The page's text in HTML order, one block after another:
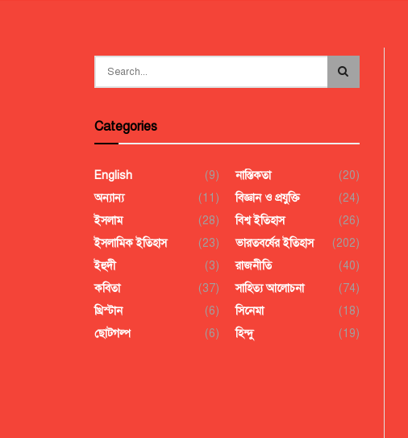
Categories
English
(9)
অন্যান্য
(11)
ইসলাম
(28)
ইসলামিক ইতিহাস
(23)
ইহুদী
(3)
কবিতা
(37)
খ্রিস্টান
(6)
ছোটগল্প
(6)
নাস্তিকতা
(20)
বিজ্ঞান ও প্রযুক্তি
(24)
বিশ্ব ইতিহাস
(26)
ভারতবর্ষের ইতিহাস
(202)
রাজনীতি
(40)
সাহিত্য আলোচনা
(74)
সিনেমা
(18)
হিন্দু
(19)